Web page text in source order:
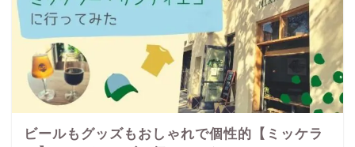
ビールもグッズもおしゃれで個性的【ミッケラ